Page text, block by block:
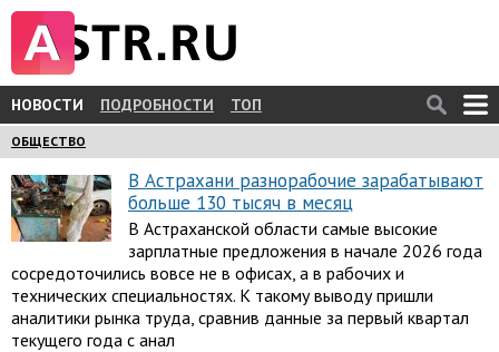
НОВОСТИ ПОДРОБНОСТИ ТОП
ОБЩЕСТВО
В Астрахани разнорабочие зарабатывают
больше 130 тысяч в месяц
В Астраханской области самые высокие
зарплатные предложения в начале 2026 года
сосредоточились вовсе не в офисах, а в рабочих и
технических специальностях. К такому выводу пришли
аналитики рынка труда, сравнив данные за первый квартал
текущего года с анал